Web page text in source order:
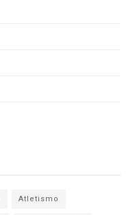
Atletismo